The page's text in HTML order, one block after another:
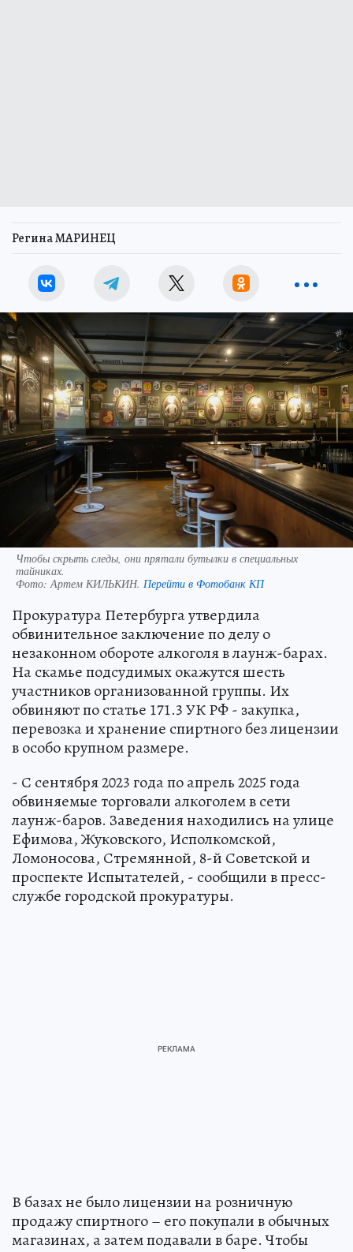
Регина МАРИНЕЦ
Чтобы скрыть следы, они прятали бутылки в специальных
тайниках.
Фото: Артем КИЛЬКИН. Перейти в Фотобанк КП
Прокуратура Петербурга утвердила
обвинительное заключение по делу о
незаконном обороте алкоголя в лаунж-барах.
На скамье подсудимых окажутся шесть
участников организованной группы. Их
обвиняют по статье 171.3 УК РФ - закупка,
перевозка и хранение спиртного без лицензии
в особо крупном размере.
- С сентября 2023 года по апрель 2025 года
обвиняемые торговали алкоголем в сети
лаунж-баров. Заведения находились на улице
Ефимова, Жуковского, Исполкомской,
Ломоносова, Стремянной, 8-й Советской и
проспекте Испытателей, - сообщили в пресс-
службе городской прокуратуры.
В базах не было лицензии на розничную
продажу спиртного – его покупали в обычных
магазинах, а затем подавали в баре. Чтобы